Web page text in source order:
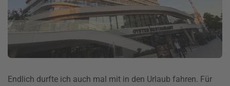
Endlich durfte ich auch mal mit in den Urlaub fahren. Für